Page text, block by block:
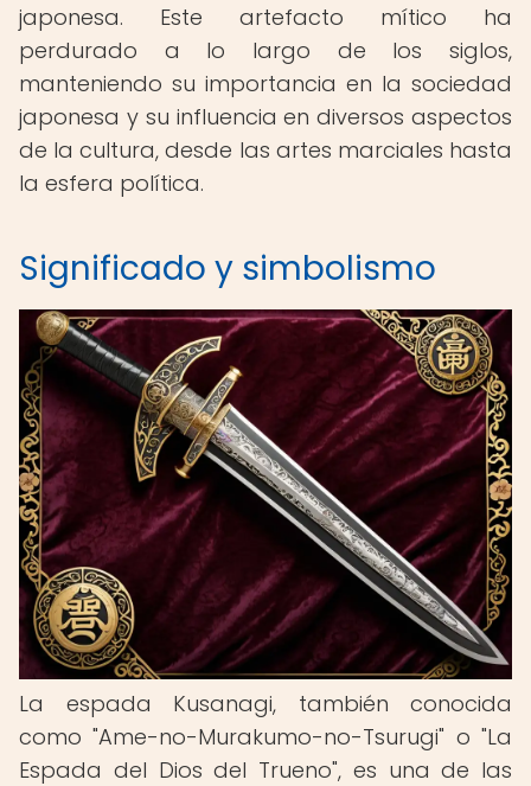
japonesa. Este artefacto mítico ha
perdurado a lo largo de los siglos,
manteniendo su importancia en la sociedad
japonesa y su influencia en diversos aspectos
de la cultura, desde las artes marciales hasta
la esfera política.
Significado y simbolismo
La espada Kusanagi, también conocida
como "Ame-no-Murakumo-no-Tsurugi" o "La
Espada del Dios del Trueno", es una de las